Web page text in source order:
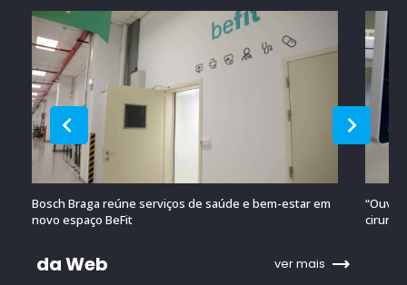
Bosch Braga reúne serviços de saúde e bem-estar em
novo espaço BeFit
da Web ver mais